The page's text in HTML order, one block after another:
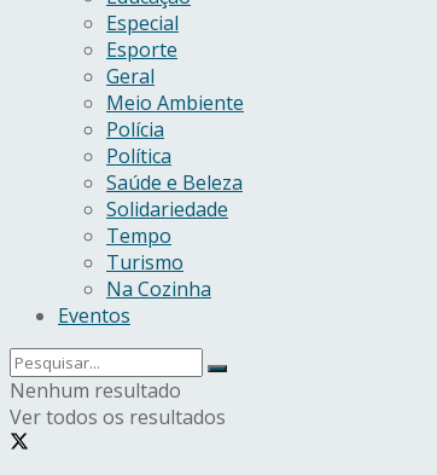
Especial
Esporte
Geral
Meio Ambiente
Polícia
Política
Saúde e Beleza
Solidariedade
Tempo
Turismo
Na Cozinha
Eventos
Nenhum resultado
Ver todos os resultados